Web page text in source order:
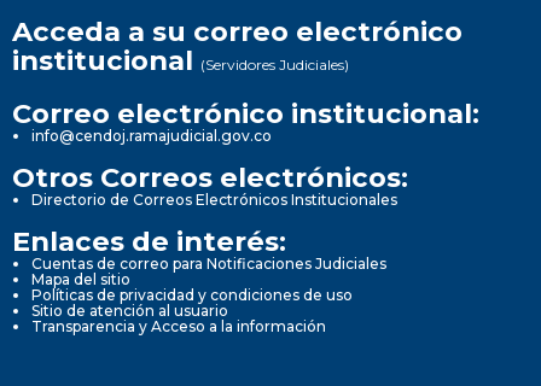
Acceda a su correo electrónico
institucional (Servidores Judiciales)
Correo electrónico institucional:
info@cendoj.ramajudicial.gov.co
Otros Correos electrónicos:
Directorio de Correos Electrónicos Institucionales
Enlaces de interés:
Cuentas de correo para Notificaciones Judiciales
Mapa del sitio
Políticas de privacidad y condiciones de uso
Sitio de atención al usuario
Transparencia y Acceso a la información